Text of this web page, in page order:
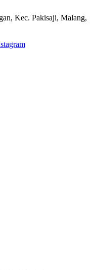
Kec. Pakisaji, Malang,